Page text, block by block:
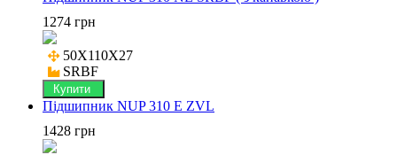
1274 грн
50X110X27
SRBF
Купити
Підшипник NUP 310 E ZVL
1428 грн